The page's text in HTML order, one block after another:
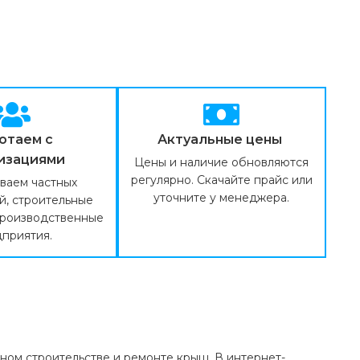
с
частных
строительные
Актуальные цены
Цены и наличие обновляются
регулярно. Скачайте прайс или
уточните у менеджера.